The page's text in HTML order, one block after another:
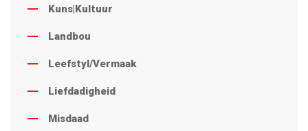
Kuns|Kultuur
Landbou
Leefstyl/Vermaak
Liefdadigheid
Misdaad